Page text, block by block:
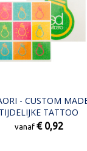
- CUSTOM
TIJDELIJKE TATTOO
vanaf € 0,92